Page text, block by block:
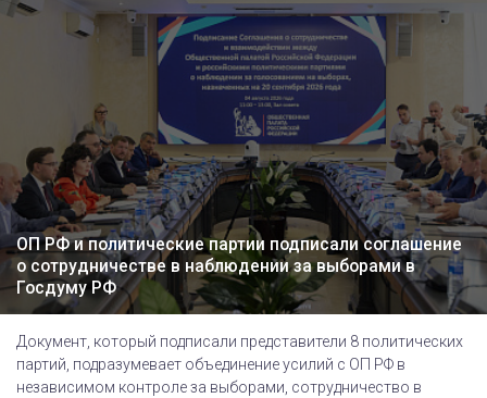
ОП РФ и политические партии подписали соглашение
о сотрудничестве в наблюдении за выборами в
Госдуму РФ
Документ, который подписали представители 8 политических
партий, подразумевает объединение усилий с ОП РФ в
независимом контроле за выборами, сотрудничество в